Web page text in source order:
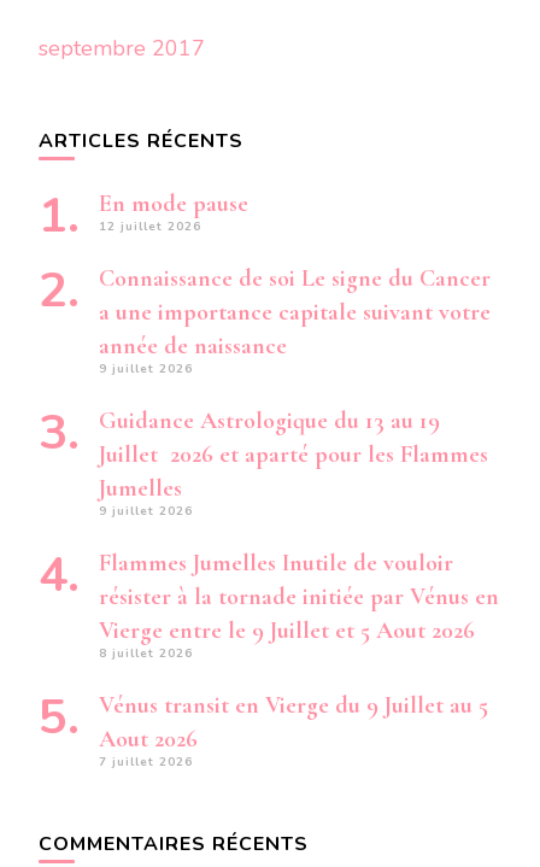
septembre 2017
ARTICLES RÉCENTS
En mode pause
12 juillet 2026
Connaissance de soi Le signe du Cancer
a une importance capitale suivant votre
année de naissance
9 juillet 2026
Guidance Astrologique du 13 au 19
Juillet 2026 et aparté pour les Flammes
Jumelles
9 juillet 2026
Flammes Jumelles Inutile de vouloir
résister à la tornade initiée par Vénus en
Vierge entre le 9 Juillet et 5 Aout 2026
8 juillet 2026
Vénus transit en Vierge du 9 Juillet au 5
Aout 2026
7 juillet 2026
COMMENTAIRES RÉCENTS